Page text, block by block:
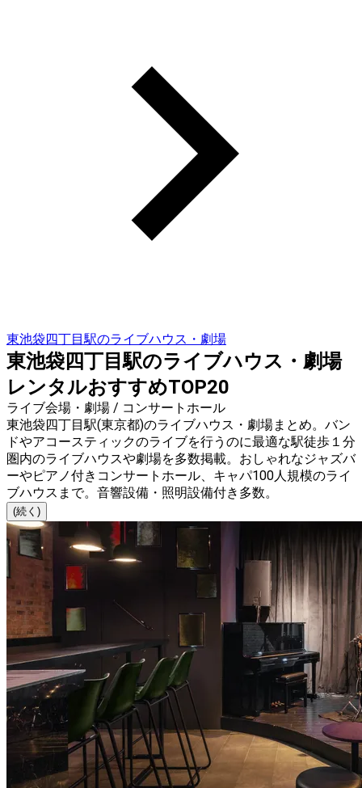
東池袋四丁目駅のライブハウス・劇場
東池袋四丁目駅のライブハウス・劇場
レンタルおすすめTOP20
ライブ会場・劇場 / コンサートホール
東池袋四丁目駅(東京都)のライブハウス・劇場まとめ。バン
ドやアコースティックのライブを行うのに最適な駅徒歩１分
圏内のライブハウスや劇場を多数掲載。おしゃれなジャズバ
ーやピアノ付きコンサートホール、キャパ100人規模のライ
ブハウスまで。音響設備・照明設備付き多数。
(続く)